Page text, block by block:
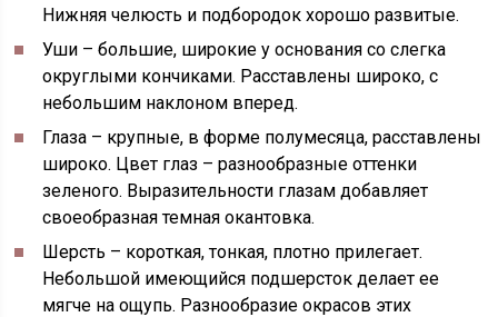
Нижняя челюсть и подбородок хорошо развитые.
Уши – большие, широкие у основания со слегка
округлыми кончиками. Расставлены широко, с
небольшим наклоном вперед.
Глаза – крупные, в форме полумесяца, расставлены
широко. Цвет глаз – разнообразные оттенки
зеленого. Выразительности глазам добавляет
своеобразная темная окантовка.
Шерсть – короткая, тонкая, плотно прилегает.
Небольшой имеющийся подшерсток делает ее
мягче на ощупь. Разнообразие окрасов этих